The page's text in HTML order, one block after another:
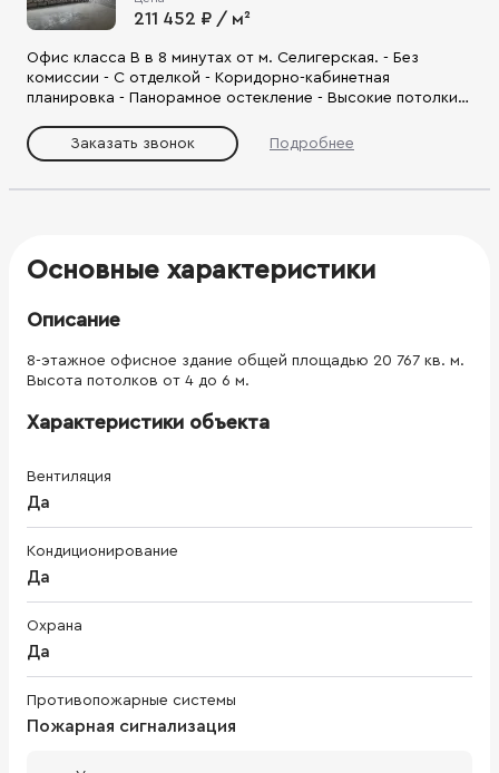
211 452 ₽ / м²
Офис класса В в 8 минутах от м. Селигерская. - Без
комиссии - С отделкой - Коридорно-кабинетная
планировка - Панорамное остекление - Высокие потолки:
Отдельный вход - Удобная локация, первая линия
Дмитровского шоссе, выезд на ТТК, МКАД.
Заказать звонок Подробнее
Основные характеристики
Описание
8-этажное офисное здание общей площадью 20 767 кв. м.
Высота потолков от 4 до 6 м.
Характеристики объекта
Вентиляция
Да
Кондиционирование
Да
Охрана
Да
Противопожарные системы
Пожарная сигнализация